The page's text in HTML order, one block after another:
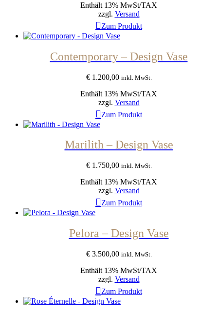
Enthält 13% MwSt/TAX
zzgl. Versand
Zum Produkt
Contemporary – Design Vase
€1.200,00 inkl. MwSt.
Enthält 13% MwSt/TAX
zzgl. Versand
Zum Produkt
Marilith – Design Vase
€1.750,00 inkl. MwSt.
Enthält 13% MwSt/TAX
zzgl. Versand
Zum Produkt
Pelora – Design Vase
€3.500,00 inkl. MwSt.
Enthält 13% MwSt/TAX
zzgl. Versand
Zum Produkt